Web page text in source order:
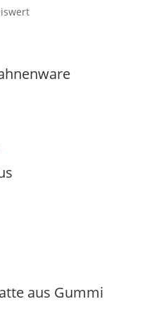
aus Gummi